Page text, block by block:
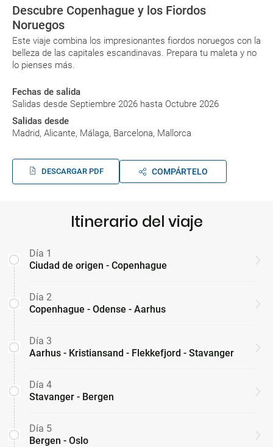
Descubre Copenhague y los Fiordos
Noruegos
Este viaje combina los impresionantes fiordos noruegos con la
belleza de las capitales escandinavas. Prepara tu maleta y no
lo pienses más.
Fechas de salida
Salidas desde Septiembre 2026 hasta Octubre 2026
Salidas desde
Madrid, Alicante, Málaga, Barcelona, Mallorca
DESCARGAR PDF COMPÁRTELO
Itinerario del viaje
Día 1
Ciudad de origen - Copenhague
Día 2
Copenhague - Odense - Aarhus
Día 3
Aarhus - Kristiansand - Flekkefjord - Stavanger
Día 4
Stavanger - Bergen
Día 5
Bergen - Oslo